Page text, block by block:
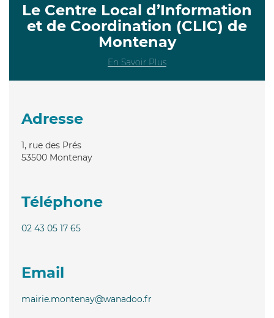
Le Centre Local d’Information
et de Coordination (CLIC) de
Montenay
En Savoir Plus
Adresse
1, rue des Prés
53500 Montenay
Téléphone
02 43 05 17 65
Email
mairie.montenay@wanadoo.fr